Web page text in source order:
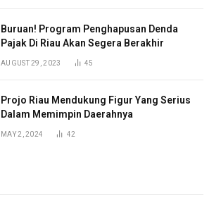
Buruan! Program Penghapusan Denda
Pajak Di Riau Akan Segera Berakhir
AUGUST 29, 2023 45
Projo Riau Mendukung Figur Yang Serius
Dalam Memimpin Daerahnya
MAY 2, 2024 42